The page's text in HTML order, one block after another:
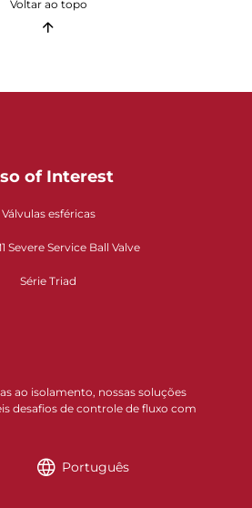
Voltar ao topo
of Interest
Válvulas esféricas
Severe Service Ball Valve
Série Triad
ao isolamento, nossas soluções
desafios de controle de fluxo com
Português